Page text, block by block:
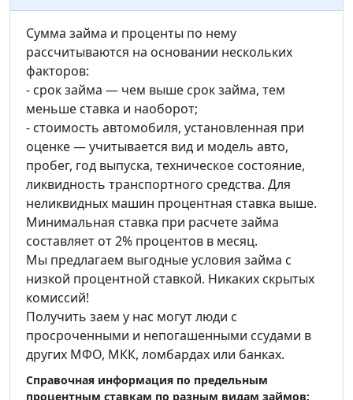
Сумма займа и проценты по нему
рассчитываются на основании нескольких
факторов:
- срок займа — чем выше срок займа, тем
меньше ставка и наоборот;
- стоимость автомобиля, установленная при
оценке — учитывается вид и модель авто,
пробег, год выпуска, техническое состояние,
ликвидность транспортного средства. Для
неликвидных машин процентная ставка выше.
Минимальная ставка при расчете займа
составляет от 2% процентов в месяц.
Мы предлагаем выгодные условия займа с
низкой процентной ставкой. Никаких скрытых
комиссий!
Получить заем у нас могут люди с
просроченными и непогашенными ссудами в
других МФО, МКК, ломбардах или банках.
Справочная информация по предельным
процентным ставкам по разным видам займов: